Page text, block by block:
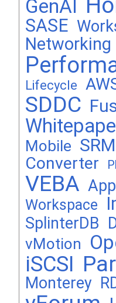
GenAI
SASE
Networking
Lifecycle
SDDC
Mobile SRM
Converter
VEBA
Workspace
SplinterDB
vMotion
iSCSI
Monterey